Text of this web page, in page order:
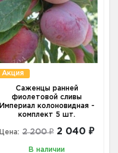
Акция
Саженцы ранней
фиолетовой сливы
Империал колоновидная -
комплект 5 шт.
Цена: 2 200 ₽ 2 040 ₽
В наличии